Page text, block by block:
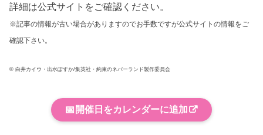
詳細は公式サイトをご確認ください。
※記事の情報が古い場合がありますのでお手数ですが公式サイトの情報をご
確認下さい。
© 白井カイウ・出水ぽすか/集英社・約束のネバーランド製作委員会
📅 開催日をカレンダーに追加